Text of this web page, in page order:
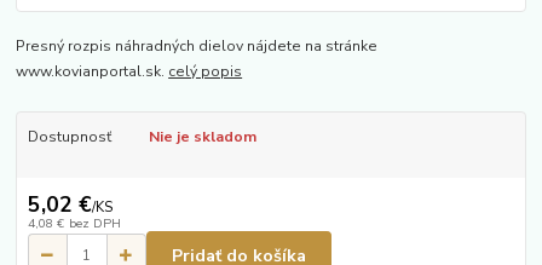
Presný rozpis náhradných dielov nájdete na stránke
www.kovianportal.sk. celý popis
Dostupnosť Nie je skladom
5,02 €/KS
4,08 € bez DPH
Pridať do košíka